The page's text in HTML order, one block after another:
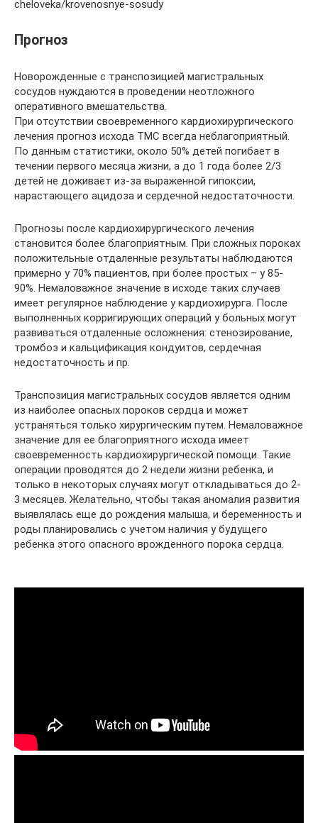
cheloveka/krovenosnye-sosudy
Прогноз
Новорожденные с транспозицией магистральных
сосудов нуждаются в проведении неотложного
оперативного вмешательства.
При отсутствии своевременного кардиохирургического
лечения прогноз исхода ТМС всегда неблагоприятный.
По данным статистики, около 50% детей погибает в
течении первого месяца жизни, а до 1 года более 2/3
детей не доживает из-за выраженной гипоксии,
нарастающего ацидоза и сердечной недостаточности.
Прогнозы после кардиохирургического лечения
становится более благоприятным. При сложных пороках
положительные отдаленные результаты наблюдаются
примерно у 70% пациентов, при более простых – у 85-
90%. Немаловажное значение в исходе таких случаев
имеет регулярное наблюдение у кардиохирурга. После
выполненных корригирующих операций у больных могут
развиваться отдаленные осложнения: стенозирование,
тромбоз и кальцификация кондуитов, сердечная
недостаточность и пр.
Транспозиция магистральных сосудов является одним
из наиболее опасных пороков сердца и может
устраняться только хирургическим путем. Немаловажное
значение для ее благоприятного исхода имеет
своевременность кардиохирургической помощи. Такие
операции проводятся до 2 недели жизни ребенка, и
только в некоторых случаях могут откладываться до 2-
3 месяцев. Желательно, чтобы такая аномалия развития
выявлялась еще до рождения малыша, и беременность и
роды планировались с учетом наличия у будущего
ребенка этого опасного врожденного порока сердца.